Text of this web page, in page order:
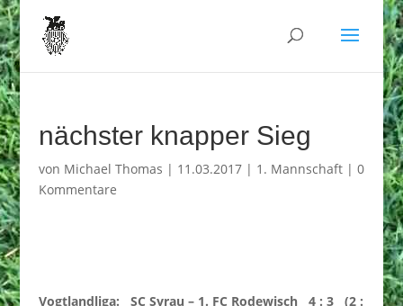
nächster knapper Sieg
von Michael Thomas | 11.03.2017| 1. Mannschaft| 0
Kommentare
Vogtlandliga: SC Syrau – 1. FC Rodewisch 4 : 3 (2 :